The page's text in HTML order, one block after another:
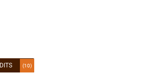
(10)